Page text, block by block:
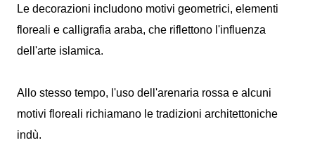
Le decorazioni includono motivi geometrici, elementi
floreali e calligrafia araba, che riflettono l'influenza
dell'arte islamica.
Allo stesso tempo, l'uso dell'arenaria rossa e alcuni
motivi floreali richiamano le tradizioni architettoniche
indù.